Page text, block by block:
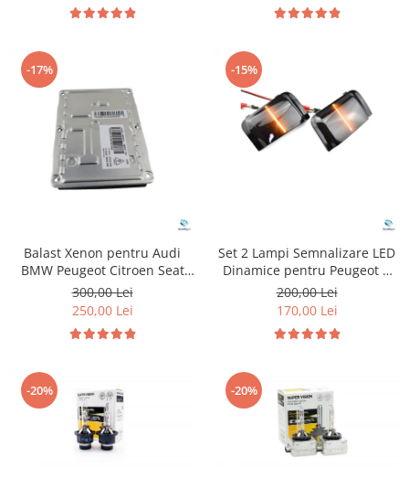
-17%
Balast Xenon pentru Audi
BMW Peugeot Citroen Seat
Volkswagen Volvo Renault
300,00 Lei
250,00 Lei
-15%
Set 2 Lampi Semnalizare LED
Dinamice pentru Peugeot &
Citroen & Fiat
200,00 Lei
170,00 Lei
-20% -20%